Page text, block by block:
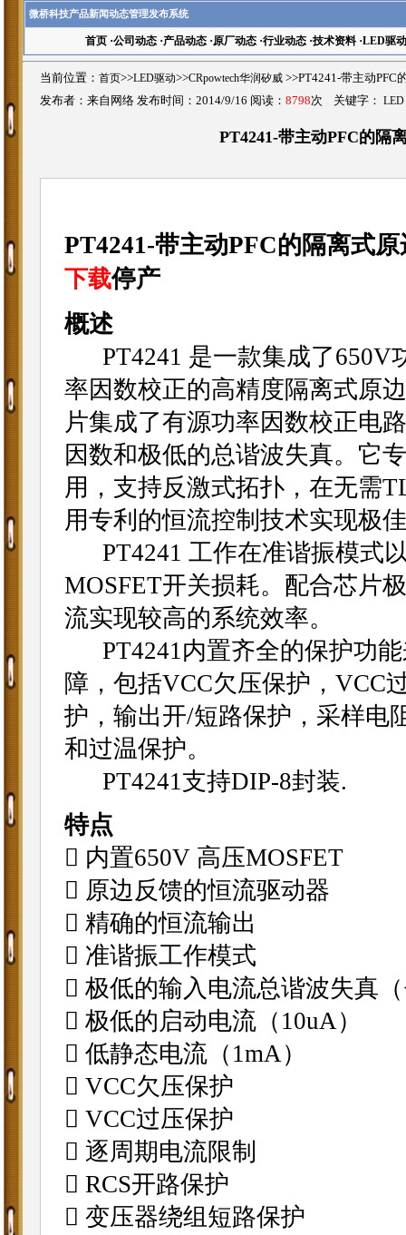
微桥科技产品新闻动态管理发布系统
首页·公司动态·产品动态·原厂动态·行业动态·技术资料·LED驱动
当前位置： 首页>>LED驱动>>CRpowtech华润矽威 >>PT4241-带主动
发布者：来自网络 发布时间：2014/9/16 阅读： 8798次 关键字： LED
PT4241-带主动PFC的隔
PT4241-带主动PFC的隔离式
下载停产
概述
PT4241 是一款集成了650V
率因数校正的高精度隔离式原
片集成了有源功率因数校正电
因数和极低的总谐波失真。它
用，支持反激式拓扑，在无需
用专利的恒流控制技术实现极
PT4241 工作在准谐振模式
MOSFET开关损耗。配合芯片
流实现较高的系统效率。
PT4241内置齐全的保护功能
障，包括VCC欠压保护，VCC
护，输出开/短路保护，采样电
和过温保护。
PT4241支持DIP-8封装.
特点
 内置650V 高压MOSFET
 原边反馈的恒流驱动器
 精确的恒流输出
 准谐振工作模式
 极低的输入电流总谐波失真
 极低的启动电流（10uA）
 低静态电流（1mA）
 VCC欠压保护
 VCC过压保护
 逐周期电流限制
 RCS开路保护
 变压器绕组短路保护